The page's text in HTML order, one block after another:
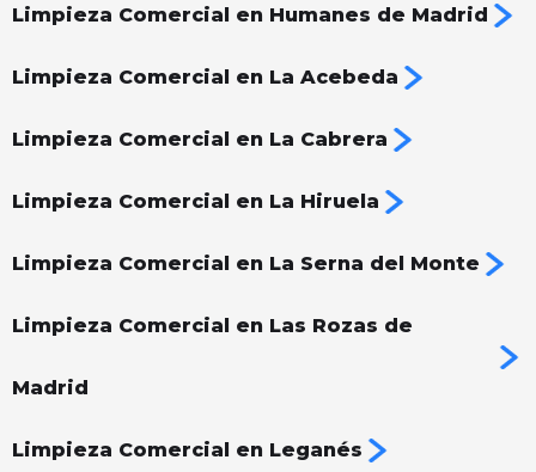
Limpieza Comercial en Humanes de Madrid
Limpieza Comercial en La Acebeda
Limpieza Comercial en La Cabrera
Limpieza Comercial en La Hiruela
Limpieza Comercial en La Serna del Monte
Limpieza Comercial en Las Rozas de
Madrid
Limpieza Comercial en Leganés